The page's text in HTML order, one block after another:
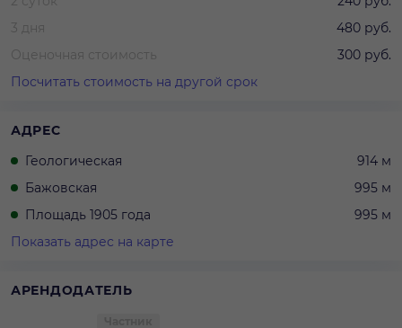
3 дня
480 руб.
Оценочная стоимость
300 руб.
Посчитать стоимость на другой срок
АДРЕС
Геологическая
914 м
Бажовская
995 м
Площадь 1905 года
995 м
Показать адрес на карте
АРЕНДОДАТЕЛЬ